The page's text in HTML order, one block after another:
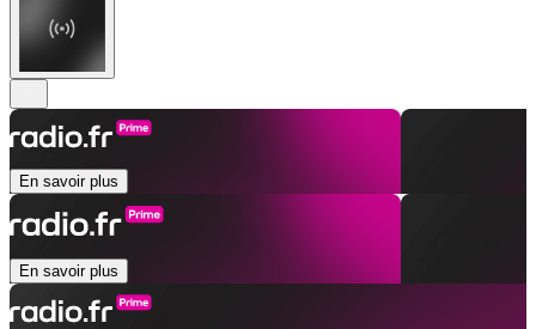
En savoir plus
En savoir plus